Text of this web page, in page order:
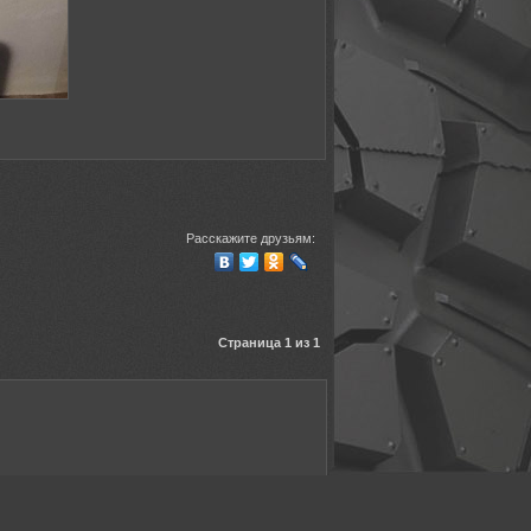
Расскажите друзьям:
Страница 1 из 1